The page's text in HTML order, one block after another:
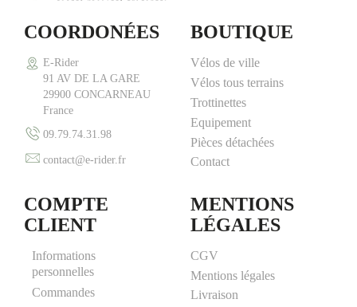
COORDONÉES
E-Rider
91 AV DE LA GARE
29900 CONCARNEAU
France
09.79.74.31.98
contact@e-rider.fr
BOUTIQUE
Vélos de ville
Vélos tous terrains
Trottinettes
Equipement
Pièces détachées
Contact
COMPTE
CLIENT
Informations
personnelles
Commandes
MENTIONS
LÉGALES
CGV
Mentions légales
Livraison